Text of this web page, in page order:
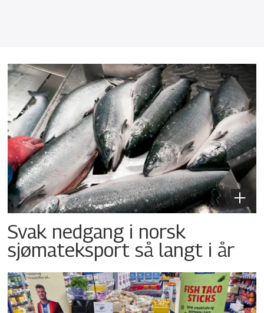
Svak nedgang i norsk
sjømateksport så langt i år